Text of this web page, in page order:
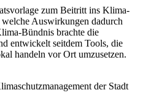
zum Beitritt ins Klima-
Auswirkungen dadurch
Bündnis brachte die
entwickelt seitdem Tools, die
handeln vor Ort umzusetzen.